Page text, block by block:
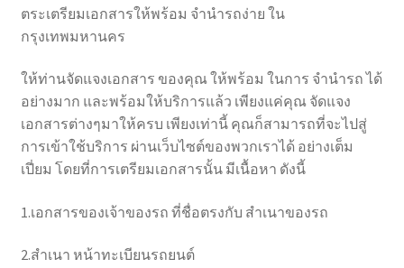
ตระเตรียมเอกสารให้พร้อม จำนำรถง่าย ใน
กรุงเทพมหานคร
ให้ท่านจัดแจงเอกสาร ของคุณ ให้พร้อม ในการ จำนำรถ ได้
อย่างมาก และพร้อมให้บริการแล้ว เพียงแค่คุณ จัดแจง
เอกสารต่างๆมาให้ครบ เพียงเท่านี้ คุณก็สามารถที่จะไปสู่
การเข้าใช้บริการ ผ่านเว็บไซต์ของพวกเราได้ อย่างเต็ม
เปี่ยม โดยที่การเตรียมเอกสารนั้น มีเนื้อหา ดังนี้
1.เอกสารของเจ้าของรถ ที่ชื่อตรงกับ สำเนาของรถ
2.สำเนา หน้าทะเบียนรถยนต์